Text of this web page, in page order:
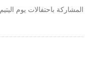
المشاركة باحتفالات يوم اليتيم